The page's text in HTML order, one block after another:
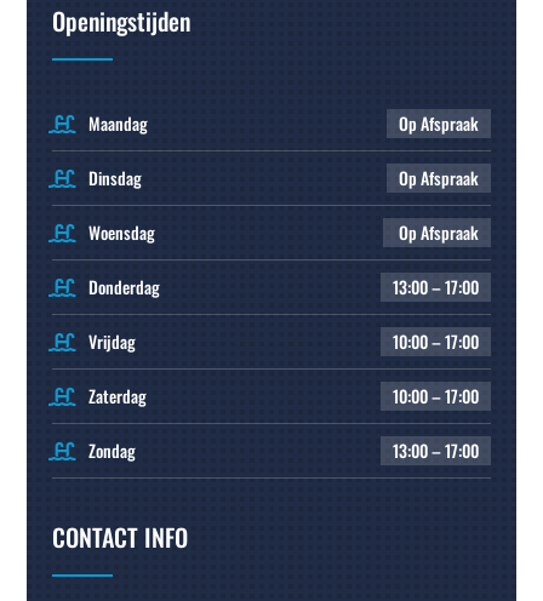
Openingstijden
Maandag Op Afspraak
Dinsdag Op Afspraak
Woensdag Op Afspraak
Donderdag 13:00 – 17:00
Vrijdag 10:00 – 17:00
Zaterdag 10:00 – 17:00
Zondag 13:00 – 17:00
CONTACT INFO